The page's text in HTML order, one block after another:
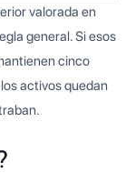
valorada en
general. Si esos
cinco
activos quedan